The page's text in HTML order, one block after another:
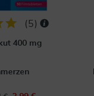
(5)
400 mg